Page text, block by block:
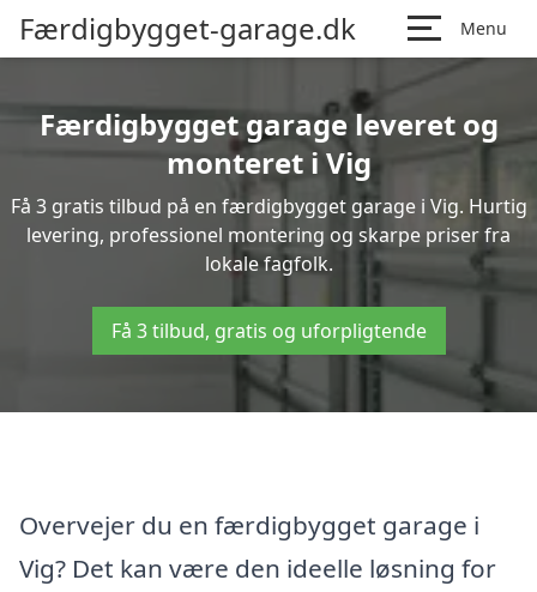
Færdigbygget-garage.dk Menu
Færdigbygget garage leveret og
monteret i Vig
Få 3 gratis tilbud på en færdigbygget garage i Vig. Hurtig
levering, professionel montering og skarpe priser fra
lokale fagfolk.
Få 3 tilbud, gratis og uforpligtende
Overvejer du en færdigbygget garage i
Vig? Det kan være den ideelle løsning for